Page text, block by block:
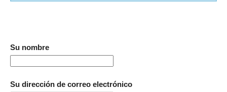
Su nombre
Su dirección de correo electrónico